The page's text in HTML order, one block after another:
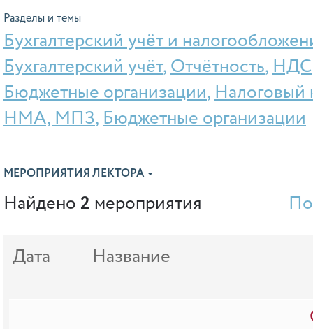
Разделы и темы
Бухгалтерский учёт и
Бухгалтерский учёт,Отчётность,НДС
Бюджетные организации,Налоговый
НМА, МПЗ,Бюджетные организации
МЕРОПРИЯТИЯ ЛЕКТОРА
Найдено 2 мероприятия
Дата
Название